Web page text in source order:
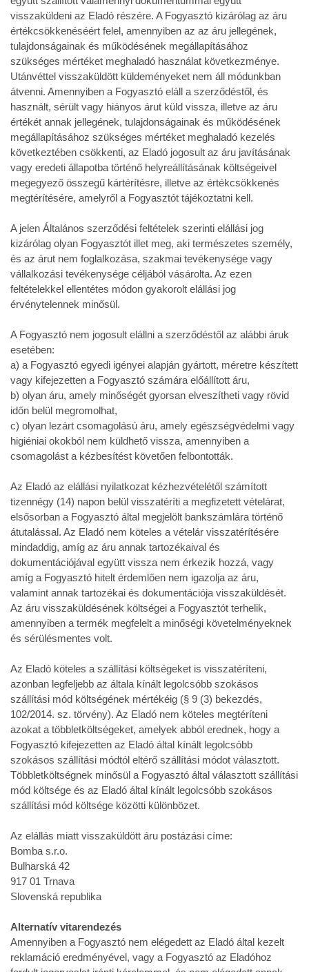
visszaküldeni az Eladó részére. A Fogyasztó kizárólag az áru
értékcsökkenéséért felel, amennyiben az az áru jellegének,
tulajdonságainak és működésének megállapításához
szükséges mértéket meghaladó használat következménye.
Utánvéttel visszaküldött küldeményeket nem áll módunkban
átvenni. Amennyiben a Fogyasztó eláll a szerződéstől, és
használt, sérült vagy hiányos árut küld vissza, illetve az áru
értékét annak jellegének, tulajdonságainak és működésének
megállapításához szükséges mértéket meghaladó kezelés
következtében csökkenti, az Eladó jogosult az áru javításának
vagy eredeti állapotba történő helyreállításának költségeivel
megegyező összegű kártérítésre, illetve az értékcsökkenés
megtérítésére, amelyről a Fogyasztót tájékoztatni kell.
A jelen Általános szerződési feltételek szerinti elállási jog
kizárólag olyan Fogyasztót illet meg, aki természetes személy,
és az árut nem foglalkozása, szakmai tevékenysége vagy
vállalkozási tevékenysége céljából vásárolta. Az ezen
feltételekkel ellentétes módon gyakorolt elállási jog
érvénytelennek minősül.
A Fogyasztó nem jogosult elállni a szerződéstől az alábbi áruk
esetében:
a) a Fogyasztó egyedi igényei alapján gyártott, méretre készített
vagy kifejezetten a Fogyasztó számára előállított áru,
b) olyan áru, amely minőségét gyorsan elveszítheti vagy rövid
időn belül megromolhat,
c) olyan lezárt csomagolású áru, amely egészségvédelmi vagy
higiéniai okokból nem küldhető vissza, amennyiben a
csomagolást a kézbesítést követően felbontották.
Az Eladó az elállási nyilatkozat kézhezvételétől számított
tizennégy (14) napon belül visszatéríti a megfizetett vételárat,
elsősorban a Fogyasztó által megjelölt bankszámlára történő
átutalással. Az Eladó nem köteles a vételár visszatérítésére
mindaddig, amíg az áru annak tartozékaival és
dokumentációjával együtt vissza nem érkezik hozzá, vagy
amíg a Fogyasztó hitelt érdemlően nem igazolja az áru,
valamint annak tartozékai és dokumentációja visszaküldését.
Az áru visszaküldésének költségei a Fogyasztót terhelik,
amennyiben a termék megfelelt a minőségi követelményeknek
és sérülésmentes volt.
Az Eladó köteles a szállítási költségeket is visszatéríteni,
azonban legfeljebb az általa kínált legolcsóbb szokásos
szállítási mód költségének mértékéig (§ 9 (3) bekezdés,
102/2014. sz. törvény). Az Eladó nem köteles megtéríteni
azokat a többletköltségeket, amelyek abból erednek, hogy a
Fogyasztó kifejezetten az Eladó által kínált legolcsóbb
szokásos szállítási módtól eltérő szállítási módot választott.
Többletköltségnek minősül a Fogyasztó által választott szállítási
mód költsége és az Eladó által kínált legolcsóbb szokásos
szállítási mód költsége közötti különbözet.
Az elállás miatt visszaküldött áru postázási címe:
Bomba s.r.o.
Bulharská 42
917 01 Trnava
Slovenská republika
Alternatív vitarendezés
Amennyiben a Fogyasztó nem elégedett az Eladó által kezelt
reklamáció eredményével, vagy a Fogyasztó az Eladóhoz